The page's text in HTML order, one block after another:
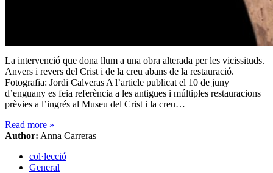
La intervenció que dona llum a una obra alterada per les vicissituds.
Anvers i revers del Crist i de la creu abans de la restauració.
Fotografia: Jordi Calveras A l’article publicat el 10 de juny
d’enguany es feia referència a les antigues i múltiples restauracions
prèvies a l’ingrés al Museu del Crist i la creu…
Read more »
Author: Anna Carreras
col·lecció
General